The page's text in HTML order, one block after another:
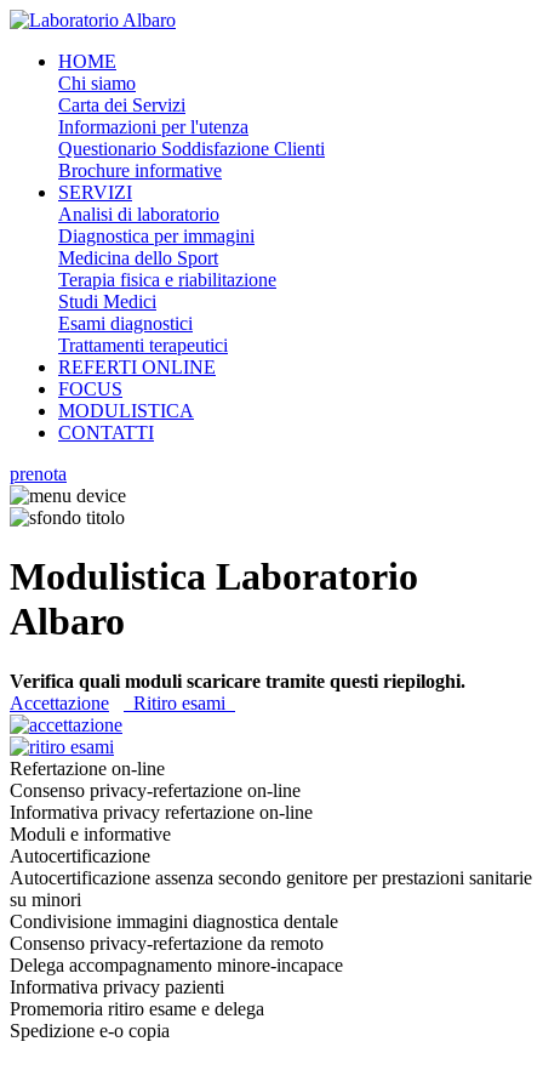
HOME
Chi siamo
Carta dei Servizi
Informazioni per l'utenza
Questionario Soddisfazione Clienti
Brochure informative
SERVIZI
Analisi di laboratorio
Diagnostica per immagini
Medicina dello Sport
Terapia fisica e riabilitazione
Studi Medici
Esami diagnostici
Trattamenti terapeutici
REFERTI ONLINE
FOCUS
MODULISTICA
CONTATTI
prenota
Modulistica Laboratorio
Albaro
Verifica quali moduli scaricare tramite questi riepiloghi.
Accettazione
Ritiro esami
Refertazione on-line
Consenso privacy-refertazione on-line
Informativa privacy refertazione on-line
Moduli e informative
Autocertificazione
Autocertificazione assenza secondo genitore per prestazioni sanitarie
su minori
Condivisione immagini diagnostica dentale
Consenso privacy-refertazione da remoto
Delega accompagnamento minore-incapace
Informativa privacy pazienti
Promemoria ritiro esame e delega
Spedizione e-o copia